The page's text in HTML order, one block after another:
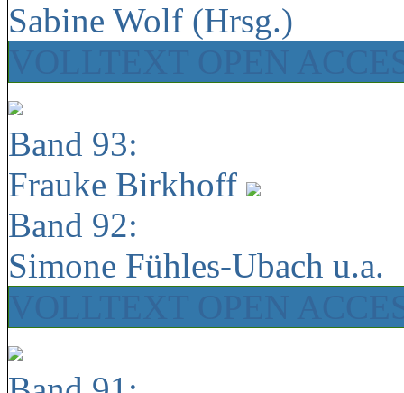
Sabine Wolf (Hrsg.)
Band 93:
Frauke Birkhoff
Band 92:
Simone Fühles-Ubach u.a.